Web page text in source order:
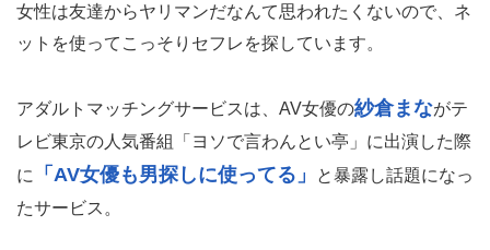
女性は友達からヤリマンだなんて思われたくないので、ネ
ットを使ってこっそりセフレを探しています。
アダルトマッチングサービスは、AV女優の紗倉まながテ
レビ東京の人気番組「ヨソで言わんとい亭」に出演した際
に
「AV女優も男探しに使ってる」
と暴露し話題になっ
たサービス。